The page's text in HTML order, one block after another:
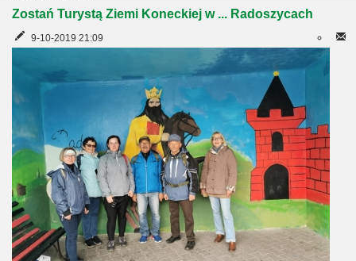
Zostań Turystą Ziemi Koneckiej w ... Radoszycach
9-10-2019 21:09